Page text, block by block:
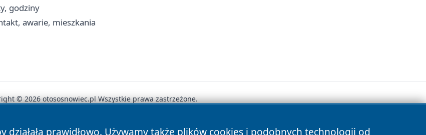
godziny
awarie, mieszkania
działała prawidłowo. Używamy także plików cookies i podobnych technologii od
© 2026 otososnowiec.pl Wszystkie prawa zastrzeżone.